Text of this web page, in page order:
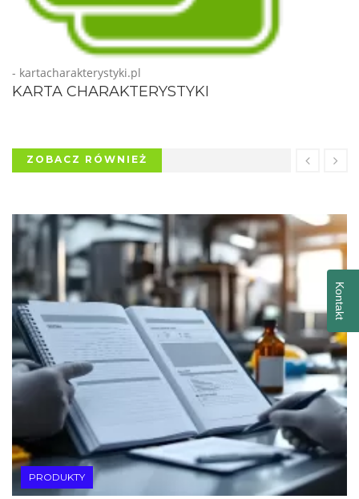
KARTA CHARAKTERYSTYKI
- kartacharakterystyki.pl
ZOBACZ RÓWNIEŻ
PRODUKTY
Kontakt